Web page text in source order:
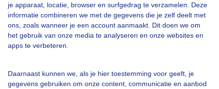
je apparaat, locatie, browser en surfgedrag te verzamelen. Deze
informatie combineren we met de gegevens die je zelf deelt met
ons, zoals wanneer je een account aanmaakt. Dit doen we om
het gebruik van onze media te analyseren en onze websites en
apps te verbeteren.
Daarnaast kunnen we, als je hier toestemming voor geeft, je
gegevens gebruiken om onze content, communicatie en aanbod
Bekijk slideshow